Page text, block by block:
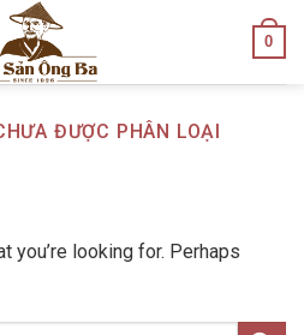
0
ĐƯỢC PHÂN LOẠI
you’re looking for. Perhaps